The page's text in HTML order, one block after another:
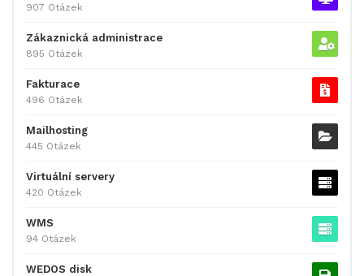
907 Otázek
Zákaznická administrace
895 Otázek
Fakturace
496 Otázek
Mailhosting
445 Otázek
Virtuální servery
420 Otázek
WMS
94 Otázek
WEDOS disk